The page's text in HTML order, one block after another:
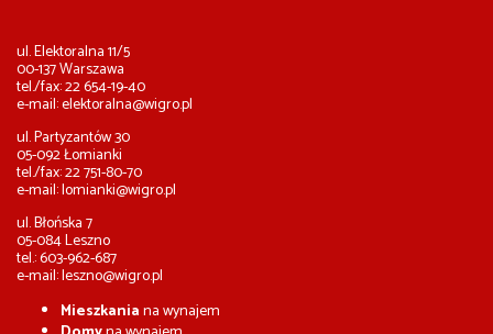
ul. Elektoralna 11/5
00-137 Warszawa
tel./fax: 22 654-19-40
e-mail:elektoralna@wigro.pl
ul. Partyzantów 30
05-092 Łomianki
tel./fax: 22 751-80-70
e-mail:lomianki@wigro.pl
ul. Błońska 7
05-084 Leszno
tel.: 603-962-687
e-mail:leszno@wigro.pl
Mieszkaniana wynajem